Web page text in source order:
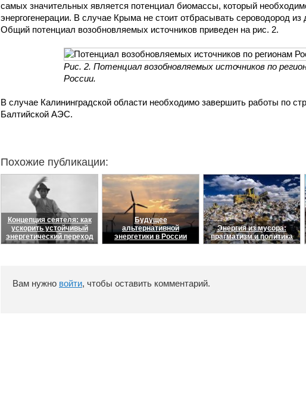
самых значительных является потенциал биомассы, который
энергогенерации. В случае Крыма не стоит отбрасывать сероводород
Общий потенциал возобновляемых источников приведен на рис. 2.
Рис. 2. Потенциал возобновляемых источников по
России.
В случае Калининградской области необходимо завершить работы по
Балтийской АЭС.
Похожие публикации:
Концепция сеятеля: как
ускорить устойчивый
энергетический переход
Будущее
альтернативной
энергетики в России
Энергия из мусора:
прагматизм и политика
Вам нужно войти, чтобы оставить комментарий.